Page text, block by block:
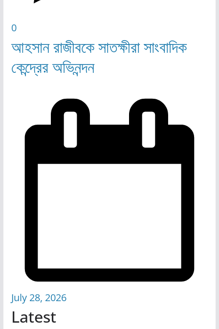
0
আহসান রাজীবকে সাতক্ষীরা সাংবাদিক
কেন্দ্রের অভিনন্দন
July 28, 2026
Latest